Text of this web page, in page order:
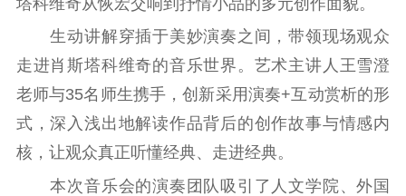
社会宣传
思想政治教育 爱国主义教育
全民国防教育
红色资源保护利
用
新闻出版
生动讲解穿插于美妙演奏之间，带领现场观众
走进肖斯塔科维奇的音乐世界。艺术主讲人王雪澄
老师与35名师生携手，创新采用演奏+互动赏析的形
式，深入浅出地解读作品背后的创作故事与情感内
核，让观众真正听懂经典、走进经典。
本次音乐会的演奏团队吸引了人文学院、外国